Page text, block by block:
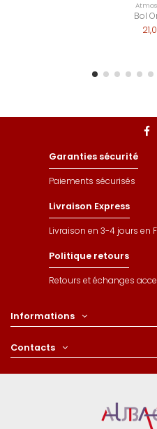
Bol
Garanties sécurité
Paiements sécurisés
Livraison Express
Livraison en 3-4 jours en
Politique retours
Retours et échanges
Informations
Contacts